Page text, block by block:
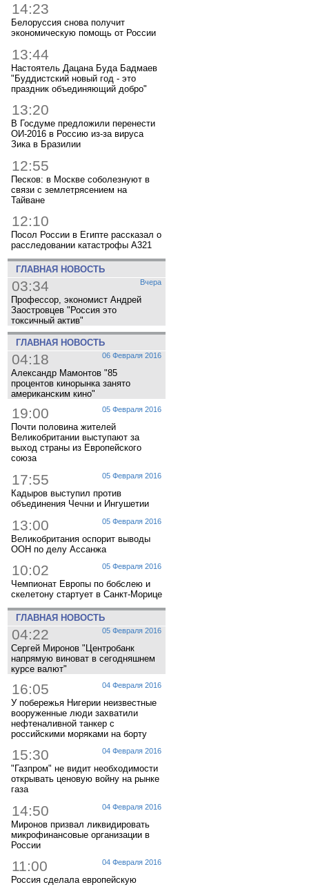
14:23
Белоруссия снова получит
экономическую помощь от России
13:44
Настоятель Дацана Буда Бадмаев
"Буддистский новый год - это
праздник объединяющий добро"
13:20
В Госдуме предложили перенести
ОИ-2016 в Россию из-за вируса
Зика в Бразилии
12:55
Песков: в Москве соболезнуют в
связи с землетрясением на
Тайване
12:10
Посол России в Египте рассказал о
расследовании катастрофы A321
ГЛАВНАЯ НОВОСТЬ
Вчера
03:34
Профессор, экономист Андрей
Заостровцев "Россия это
токсичный актив"
ГЛАВНАЯ НОВОСТЬ
06 Февраля 2016
04:18
Александр Мамонтов "85
процентов кинорынка занято
американским кино"
05 Февраля 2016
19:00
Почти половина жителей
Великобритании выступают за
выход страны из Европейского
союза
05 Февраля 2016
17:55
Кадыров выступил против
объединения Чечни и Ингушетии
05 Февраля 2016
13:00
Великобритания оспорит выводы
ООН по делу Ассанжа
05 Февраля 2016
10:02
Чемпионат Европы по бобслею и
скелетону стартует в Санкт-Морице
ГЛАВНАЯ НОВОСТЬ
05 Февраля 2016
04:22
Сергей Миронов "Центробанк
напрямую виноват в сегодняшнем
курсе валют"
04 Февраля 2016
16:05
У побережья Нигерии неизвестные
вооруженные люди захватили
нефтеналивной танкер с
российскими моряками на борту
04 Февраля 2016
15:30
"Газпром" не видит необходимости
открывать ценовую войну на рынке
газа
04 Февраля 2016
14:50
Миронов призвал ликвидировать
микрофинансовые организации в
России
04 Февраля 2016
11:00
Россия сделала европейскую